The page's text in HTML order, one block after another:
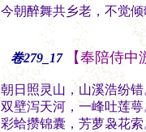
今朝醉舞共乡老，不觉
卷279_17 【奉陪侍
朝日照灵山，山溪浩纷
双壁泻天河，一峰吐莲
彩蛤攒锦囊，芳萝袅花